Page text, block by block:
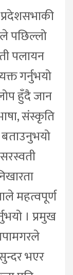
पछिल्लो
पलायन
गर्नुभयो
हुँदै जान
संस्कृति
महत्वपूर्ण
। प्रमुख
भएर